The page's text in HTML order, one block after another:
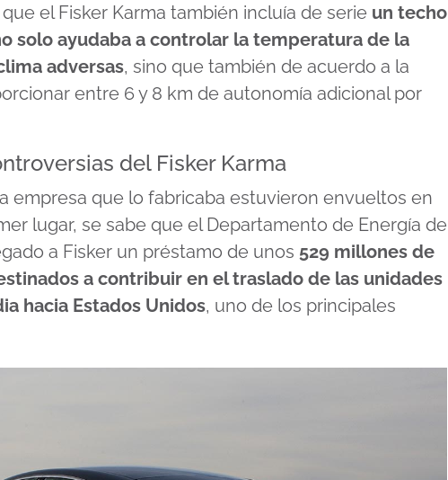
el Fisker Karma también incluía de serie un techo
solo ayudaba a controlar la temperatura de la
adversas, sino que también de acuerdo a la
entre 6 y 8 km de autonomía adicional por
del Fisker Karma
empresa que lo fabricaba estuvieron envueltos en
lugar, se sabe que el Departamento de Energía de
a Fisker un préstamo de unos 529 millones de
a contribuir en el traslado de las unidades
hacia Estados Unidos, uno de los principales